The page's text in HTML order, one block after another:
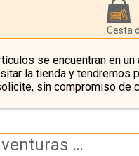
Cesta
se encuentran en un
la tienda y tendremos
sin compromiso de
Novela fantástica, de aventuras y de viajes